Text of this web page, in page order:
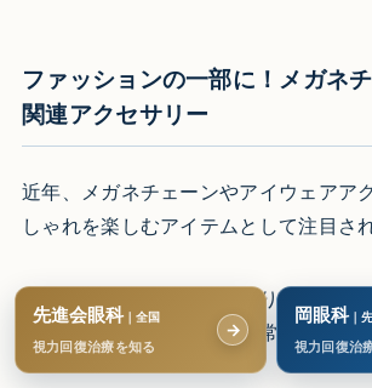
ファッションの一部に！メガネ
関連アクセサリー
近年、メガネチェーンやアイウェアア
しゃれを楽しむアイテムとして注目さ
特にファッションにこだわりのある方
クセサリー系のギフトが非常に喜ばれ
先進会眼科｜全国
視力回復治療を知る
→
岡眼科｜
視力回復治